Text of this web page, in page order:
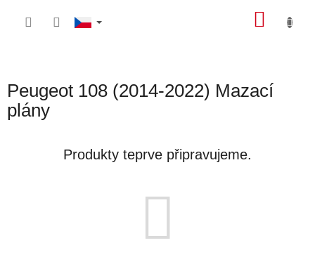
Peugeot 108 (2014-2022) Mazací
plány
Produkty teprve připravujeme.